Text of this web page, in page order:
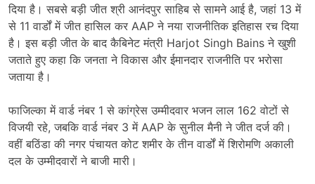
दिया है। सबसे बड़ी जीत श्री आनंदपुर साहिब से सामने आई है, जहां 13 में
से 11 वार्डों में जीत हासिल कर AAP ने नया राजनीतिक इतिहास रच दिया
है। इस बड़ी जीत के बाद कैबिनेट मंत्री Harjot Singh Bains ने खुशी
जताते हुए कहा कि जनता ने विकास और ईमानदार राजनीति पर भरोसा
जताया है।
फाजिल्का में वार्ड नंबर 1 से कांग्रेस उम्मीदवार भजन लाल 162 वोटों से
विजयी रहे, जबकि वार्ड नंबर 3 में AAP के सुनील मैनी ने जीत दर्ज की।
वहीं बठिंडा की नगर पंचायत कोट शमीर के तीन वार्डों में शिरोमणि अकाली
दल के उम्मीदवारों ने बाजी मारी।